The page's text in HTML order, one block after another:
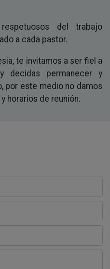
del trabajo
a cada pastor.
te invitamos a ser fiel a
decidas permanecer y
por este medio no damos
horarios de reunión.